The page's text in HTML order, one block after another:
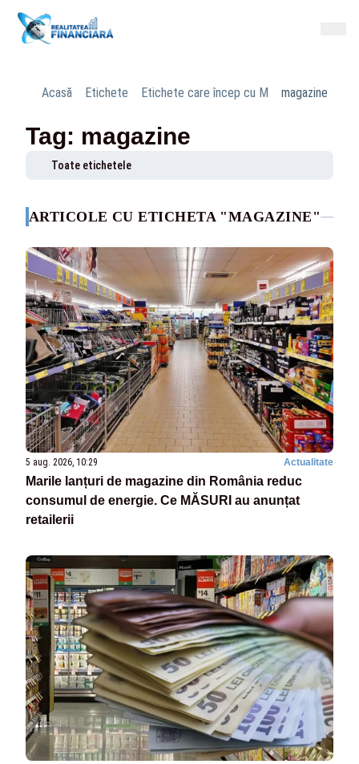
Acasă Etichete Etichete care încep cu M magazine
Tag: magazine
Toate etichetele
ARTICOLE CU ETICHETA "MAGAZINE"
5 aug. 2026, 10:29 Actualitate
Marile lanțuri de magazine din România reduc
consumul de energie. Ce MĂSURI au anunțat
retailerii